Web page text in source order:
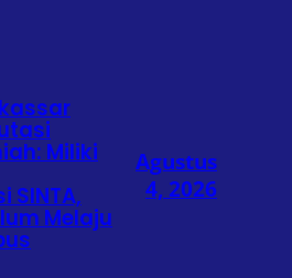
Miliki
SINTA,
Melaju
Agustus
4, 2026